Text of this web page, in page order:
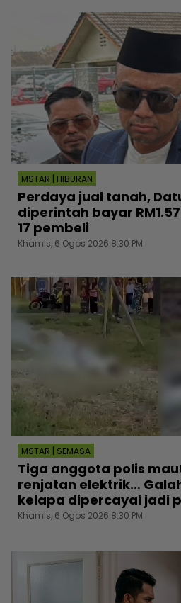
MSTAR | HIBURAN
Perdaya jual tanah,
diperintah bayar
17 pembeli
Khamis, 6 Ogos 2026 8:30 PM
MSTAR | SEMASA
Tiga anggota polis
renjatan elektrik…
kelapa dipercayai jadi
Khamis, 6 Ogos 2026 8:30 PM